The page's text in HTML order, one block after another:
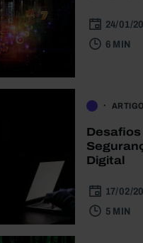
24/01/
6 MIN
ARTIGO
Desafios
Digital
17/02/
5 MIN